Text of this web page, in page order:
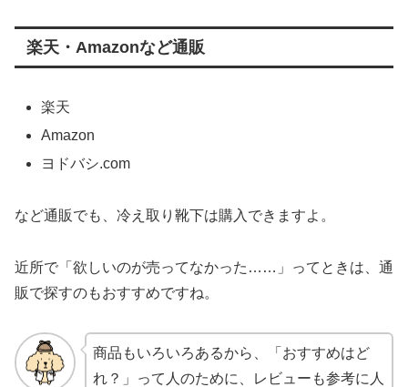
楽天・Amazonなど通販
楽天
Amazon
ヨドバシ.com
など通販でも、冷え取り靴下は購入できますよ。
近所で「欲しいのが売ってなかった……」ってときは、通
販で探すのもおすすめですね。
商品もいろいろあるから、「おすすめはど
れ？」って人のために、レビューも参考に人